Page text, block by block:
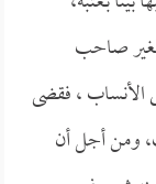
صاحب
الأنساب ، فقضى
ومن أجل أن